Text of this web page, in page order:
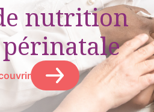
nutrition